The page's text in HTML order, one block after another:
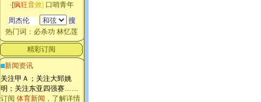
·[疯狂音效] 口哨青年
热门词： 必杀功 林忆莲
精彩订阅
新闻资讯
关注甲Ａ；关注大郅姚
明；关注东亚四强赛……
订阅 体育新闻 ，了解详情